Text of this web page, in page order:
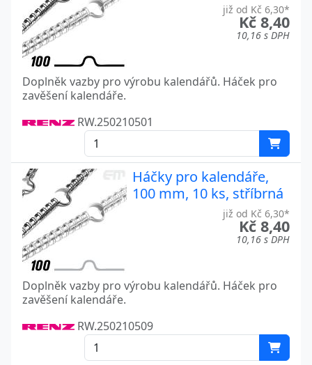
již od Kč 6,30*
Kč 8,40
10,16 s DPH
Doplněk vazby pro výrobu kalendářů. Háček pro
zavěšení kalendáře.
RW.250210501
Háčky pro kalendáře,
100 mm, 10 ks, stříbrná
již od Kč 6,30*
Kč 8,40
10,16 s DPH
Doplněk vazby pro výrobu kalendářů. Háček pro
zavěšení kalendáře.
RW.250210509